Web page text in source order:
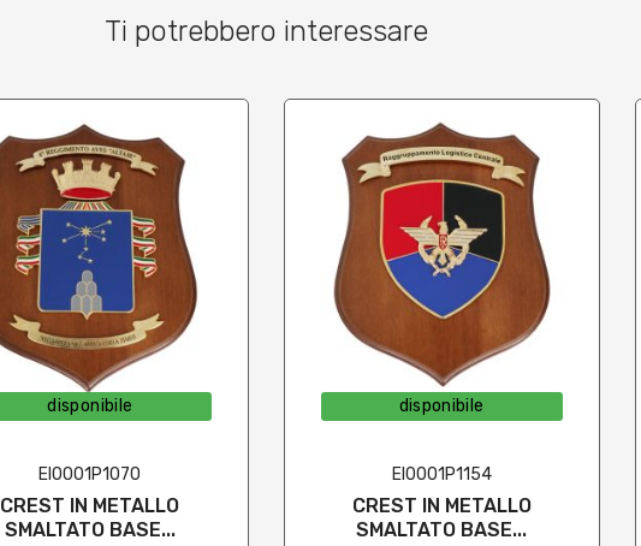
Ti potrebbero interessare
disponibile
EI0001P1070
CREST IN METALLO
SMALTATO BASE...
disponibile
EI0001P1154
CREST IN METALLO
SMALTATO BASE...